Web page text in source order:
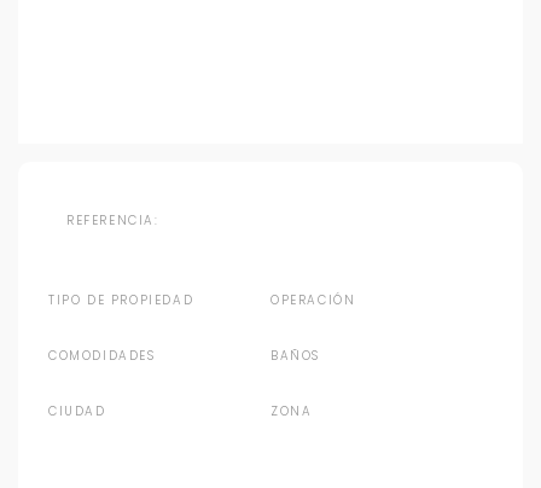
REFERENCIA:
TIPO DE PROPIEDAD OPERACIÓN
COMODIDADES BAÑOS
CIUDAD ZONA